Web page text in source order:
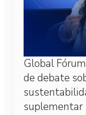
Global
de debate
suplementar